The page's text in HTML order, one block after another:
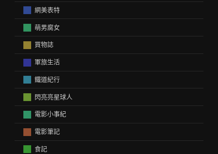
網美表特
萌男腐女
買物誌
軍旅生活
鐵道紀行
閃亮亮星球人
電影小事紀
電影筆記
食記